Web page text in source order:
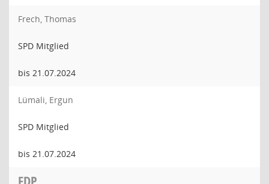
Frech, Thomas
SPD Mitglied
bis 21.07.2024
Lümali, Ergun
SPD Mitglied
bis 21.07.2024